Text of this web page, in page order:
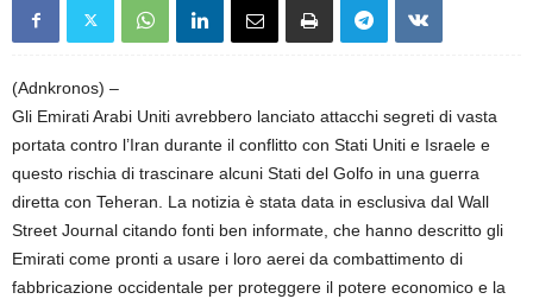
(Adnkronos) –
Gli Emirati Arabi Uniti avrebbero lanciato attacchi segreti di vasta
portata contro l’Iran durante il conflitto con Stati Uniti e Israele e
questo rischia di trascinare alcuni Stati del Golfo in una guerra
diretta con Teheran. La notizia è stata data in esclusiva dal Wall
Street Journal citando fonti ben informate, che hanno descritto gli
Emirati come pronti a usare i loro aerei da combattimento di
fabbricazione occidentale per proteggere il potere economico e la